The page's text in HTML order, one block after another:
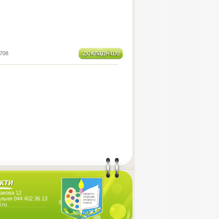
12
044 402 36 13